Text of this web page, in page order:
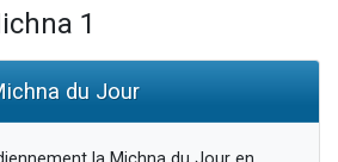
1
du Jour